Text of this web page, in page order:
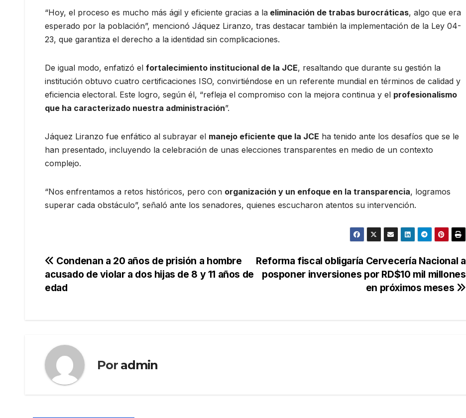
“Hoy, el proceso es mucho más ágil y eficiente gracias a la eliminación de trabas burocráticas, algo que era
esperado por la población”, mencionó Jáquez Liranzo, tras destacar también la implementación de la Ley 04-
23, que garantiza el derecho a la identidad sin complicaciones.
De igual modo, enfatizó el fortalecimiento institucional de la JCE, resaltando que durante su gestión la
institución obtuvo cuatro certificaciones ISO, convirtiéndose en un referente mundial en términos de calidad y
eficiencia electoral. Este logro, según él, “refleja el compromiso con la mejora continua y el profesionalismo
que ha caracterizado nuestra administración”.
Jáquez Liranzo fue enfático al subrayar el manejo eficiente que la JCE ha tenido ante los desafíos que se le
han presentado, incluyendo la celebración de unas elecciones transparentes en medio de un contexto
complejo.
“Nos enfrentamos a retos históricos, pero con organización y un enfoque en la transparencia, logramos
superar cada obstáculo”, señaló ante los senadores, quienes escucharon atentos su intervención.
Navegación
de
Reforma fiscal obligaría Cervecería Nacional a
posponer inversiones por RD$10 mil millones
en próximos meses
Condenan a 20 años de prisión a hombre
acusado de violar a dos hijas de 8 y 11 años de
edad
Por admin